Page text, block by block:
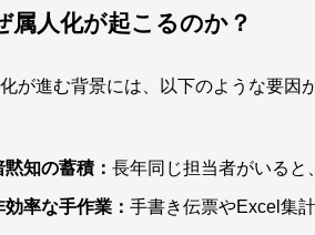
属人化が起こるのか？
が進む背景には、以下のような要因
黙知の蓄積： 長年同じ担当者がいると
効率な手作業： 手書き伝票やExcel集